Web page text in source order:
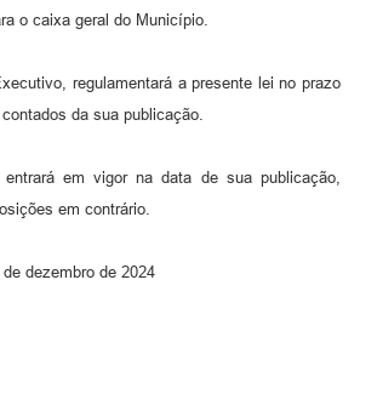
o caixa geral do Município.
regulamentará a presente lei no prazo
da sua publicação.
em vigor na data de sua publicação,
em contrário.
dezembro de 2024